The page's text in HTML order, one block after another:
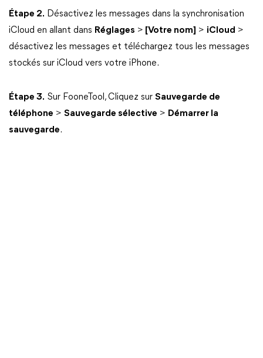
Étape 2. Désactivez les messages dans la synchronisation
iCloud en allant dans Réglages > [Votre nom] > iCloud >
désactivez les messages et téléchargez tous les messages
stockés sur iCloud vers votre iPhone.
Étape 3. Sur FooneTool, Cliquez sur Sauvegarde de
téléphone > Sauvegarde sélective > Démarrer la
sauvegarde.